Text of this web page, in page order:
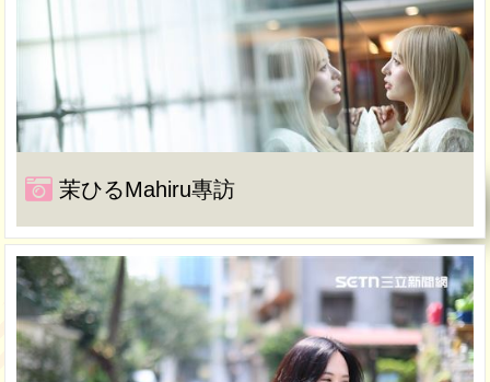
茉ひるMahiru專訪